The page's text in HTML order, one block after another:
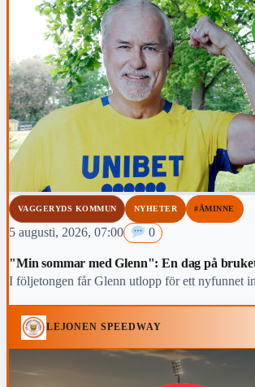
VAGGERYDS KOMMUN NYHETER #ÅMINNE
5 augusti, 2026, 07:00 0
"Min sommar med Glenn": En dag på
I följetongen får Glenn utlopp för ett nyfunnet
LEJONEN SPEEDWAY